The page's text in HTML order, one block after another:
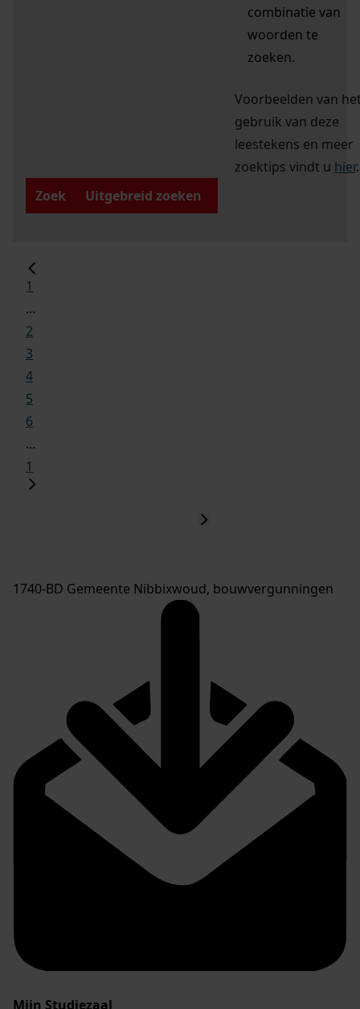
combinatie van
woorden te
zoeken.
Voorbeelden van
gebruik van deze
leestekens en meer
zoektips vindt u hier.
Zoek
Uitgebreid zoeken
1
...
2
3
4
5
6
...
1
1740-BD Gemeente Nibbixwoud, bouwvergunningen
Mijn Studiezaal